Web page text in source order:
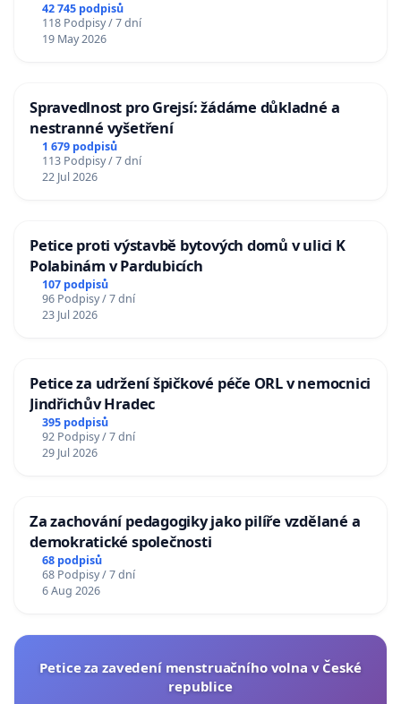
42 745 podpisů
118 Podpisy / 7 dní
19 May 2026
Spravedlnost pro Grejsí: žádáme důkladné a
nestranné vyšetření
1 679 podpisů
113 Podpisy / 7 dní
22 Jul 2026
Petice proti výstavbě bytových domů v ulici K
Polabinám v Pardubicích
107 podpisů
96 Podpisy / 7 dní
23 Jul 2026
Petice za udržení špičkové péče ORL v nemocnici
Jindřichův Hradec
395 podpisů
92 Podpisy / 7 dní
29 Jul 2026
Za zachování pedagogiky jako pilíře vzdělané a
demokratické společnosti
68 podpisů
68 Podpisy / 7 dní
6 Aug 2026
Petice za zavedení menstruačního volna v České
republice